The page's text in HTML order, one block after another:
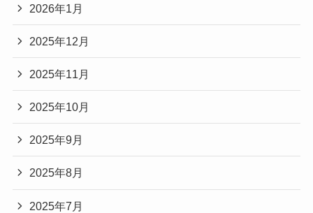
2026年1月
2025年12月
2025年11月
2025年10月
2025年9月
2025年8月
2025年7月